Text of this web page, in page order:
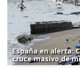
España en alerta:
cruce masivo de